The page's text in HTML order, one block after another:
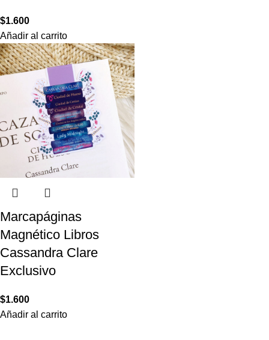
$1.600
Añadir al carrito
Marcapáginas
Magnético Libros
Cassandra Clare
Exclusivo
$1.600
Añadir al carrito